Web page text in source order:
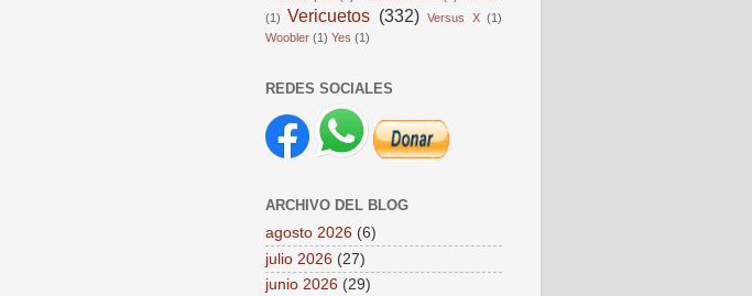
(1)
Vericuetos (332) Versus X (1)
Woobler (1) Yes (1)
REDES SOCIALES
ARCHIVO DEL BLOG
agosto 2026 (6)
julio 2026 (27)
junio 2026 (29)